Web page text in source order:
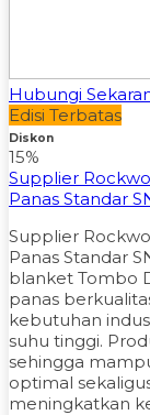
Hubungi
Edisi Terbatas
Diskon
15%
Supplier
Panas Standar
Supplier
Panas Standar
blanket Tombo
panas
kebutuhan
suhu tinggi.
sehingga
optimal
meningkatkan